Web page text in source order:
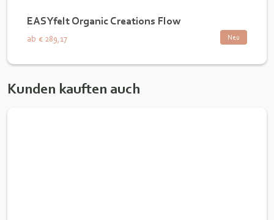
EASYfelt Organic Creations Flow
Neu
ab € 289,17
Kunden kauften auch